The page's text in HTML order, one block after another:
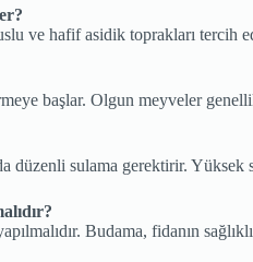
ve hafif asidik toprakları tercih
başlar. Olgun meyveler
sulama gerektirir. Yüksek
Budama, fidanın